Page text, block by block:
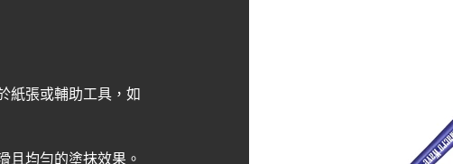
紙張或輔助工具，如
且均勻的塗抹效果。